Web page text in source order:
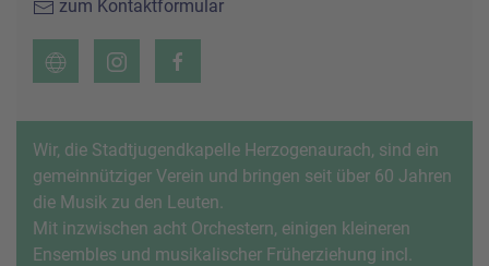
zum Kontaktformular
Wir, die Stadtjugendkapelle Herzogenaurach, sind ein
gemeinnütziger Verein und bringen seit über 60 Jahren
die Musik zu den Leuten.
Mit inzwischen acht Orchestern, einigen kleineren
Ensembles und musikalischer Früherziehung incl.